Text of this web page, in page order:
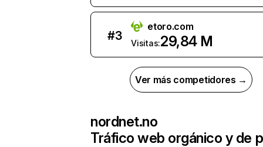
#3
etoro.com
Visitas:29,84 M
Ver más competidores →
nordnet.no
Tráfico web orgánico y de